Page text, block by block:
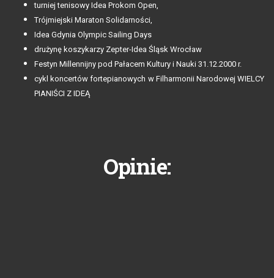
turniej tenisowy Idea Prokom Open,
Trójmiejski Maraton Solidarności,
Idea Gdynia Olympic Sailing Days
drużynę koszykarzy Zepter-Idea Śląsk Wrocław
Festyn Millennijny pod Pałacem Kultury i Nauki 31.12.2000 r.
cykl koncertów fortepianowych w Filharmonii Narodowej WIELCY
PIANIŚCI Z IDEĄ
Opinie: